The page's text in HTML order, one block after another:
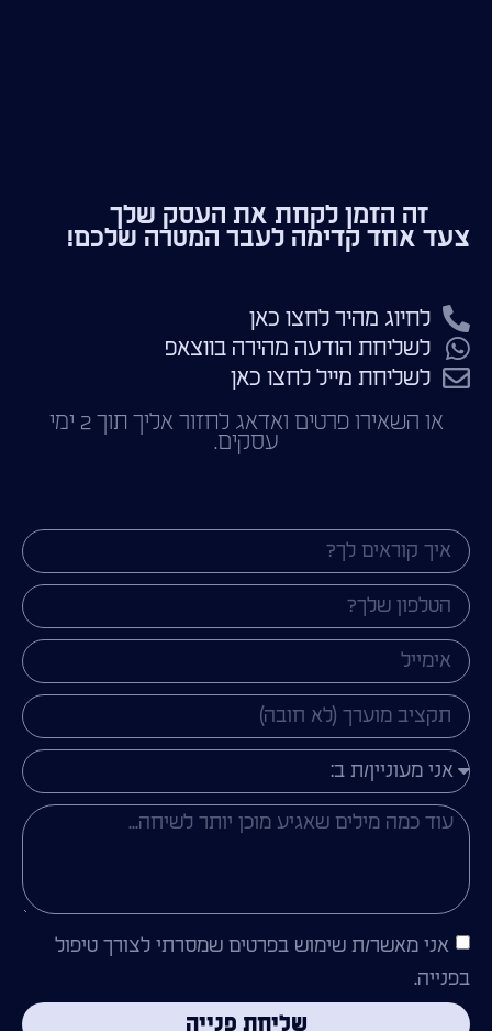
זה הזמן לקחת את העסק שלך
צעד אחד קדימה לעבר המטרה שלכם!
או השאירו פרטים ואדאג לחזור אליך תוך 2 ימי
עסקים.
לחיוג מהיר לחצו כאן
לשליחת הודעה מהירה בווצאפ
לשליחת מייל לחצו כאן
אני מאשר/ת שימוש בפרטים שמסרתי לצורך טיפול
בפנייה.
שליחת פנייה